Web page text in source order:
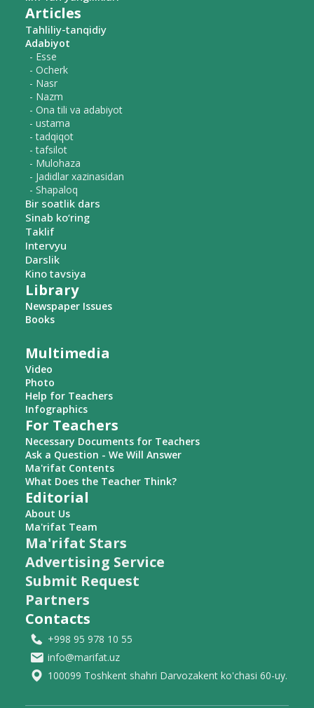
Articles
Tahliliy-tanqidiy
Adabiyot
- Esse
- Ocherk
- Nasr
- Nazm
- Ona tili va adabiyot
- ustama
- tadqiqot
- tafsilot
- Mulohaza
- Jadidlar xazinasidan
- Shapaloq
Bir soatlik dars
Sinab ko‘ring
Taklif
Intervyu
Darslik
Kino tavsiya
Library
Newspaper Issues
Books
Multimedia
Video
Photo
Help for Teachers
Infographics
For Teachers
Necessary Documents for Teachers
Ask a Question - We Will Answer
Ma'rifat Contents
What Does the Teacher Think?
Editorial
About Us
Ma'rifat Team
Ma'rifat Stars
Advertising Service
Submit Request
Partners
Contacts
+998 95 978 10 55
info@marifat.uz
100099 Toshkent shahri Darvozakent ko'chasi 60-uy.